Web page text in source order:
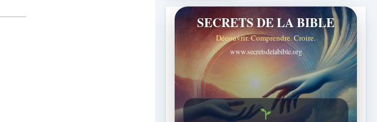
SECRETS DE LA BIBLE
Découvrir. Comprendre. Croire.
www.secretsdelabible.org